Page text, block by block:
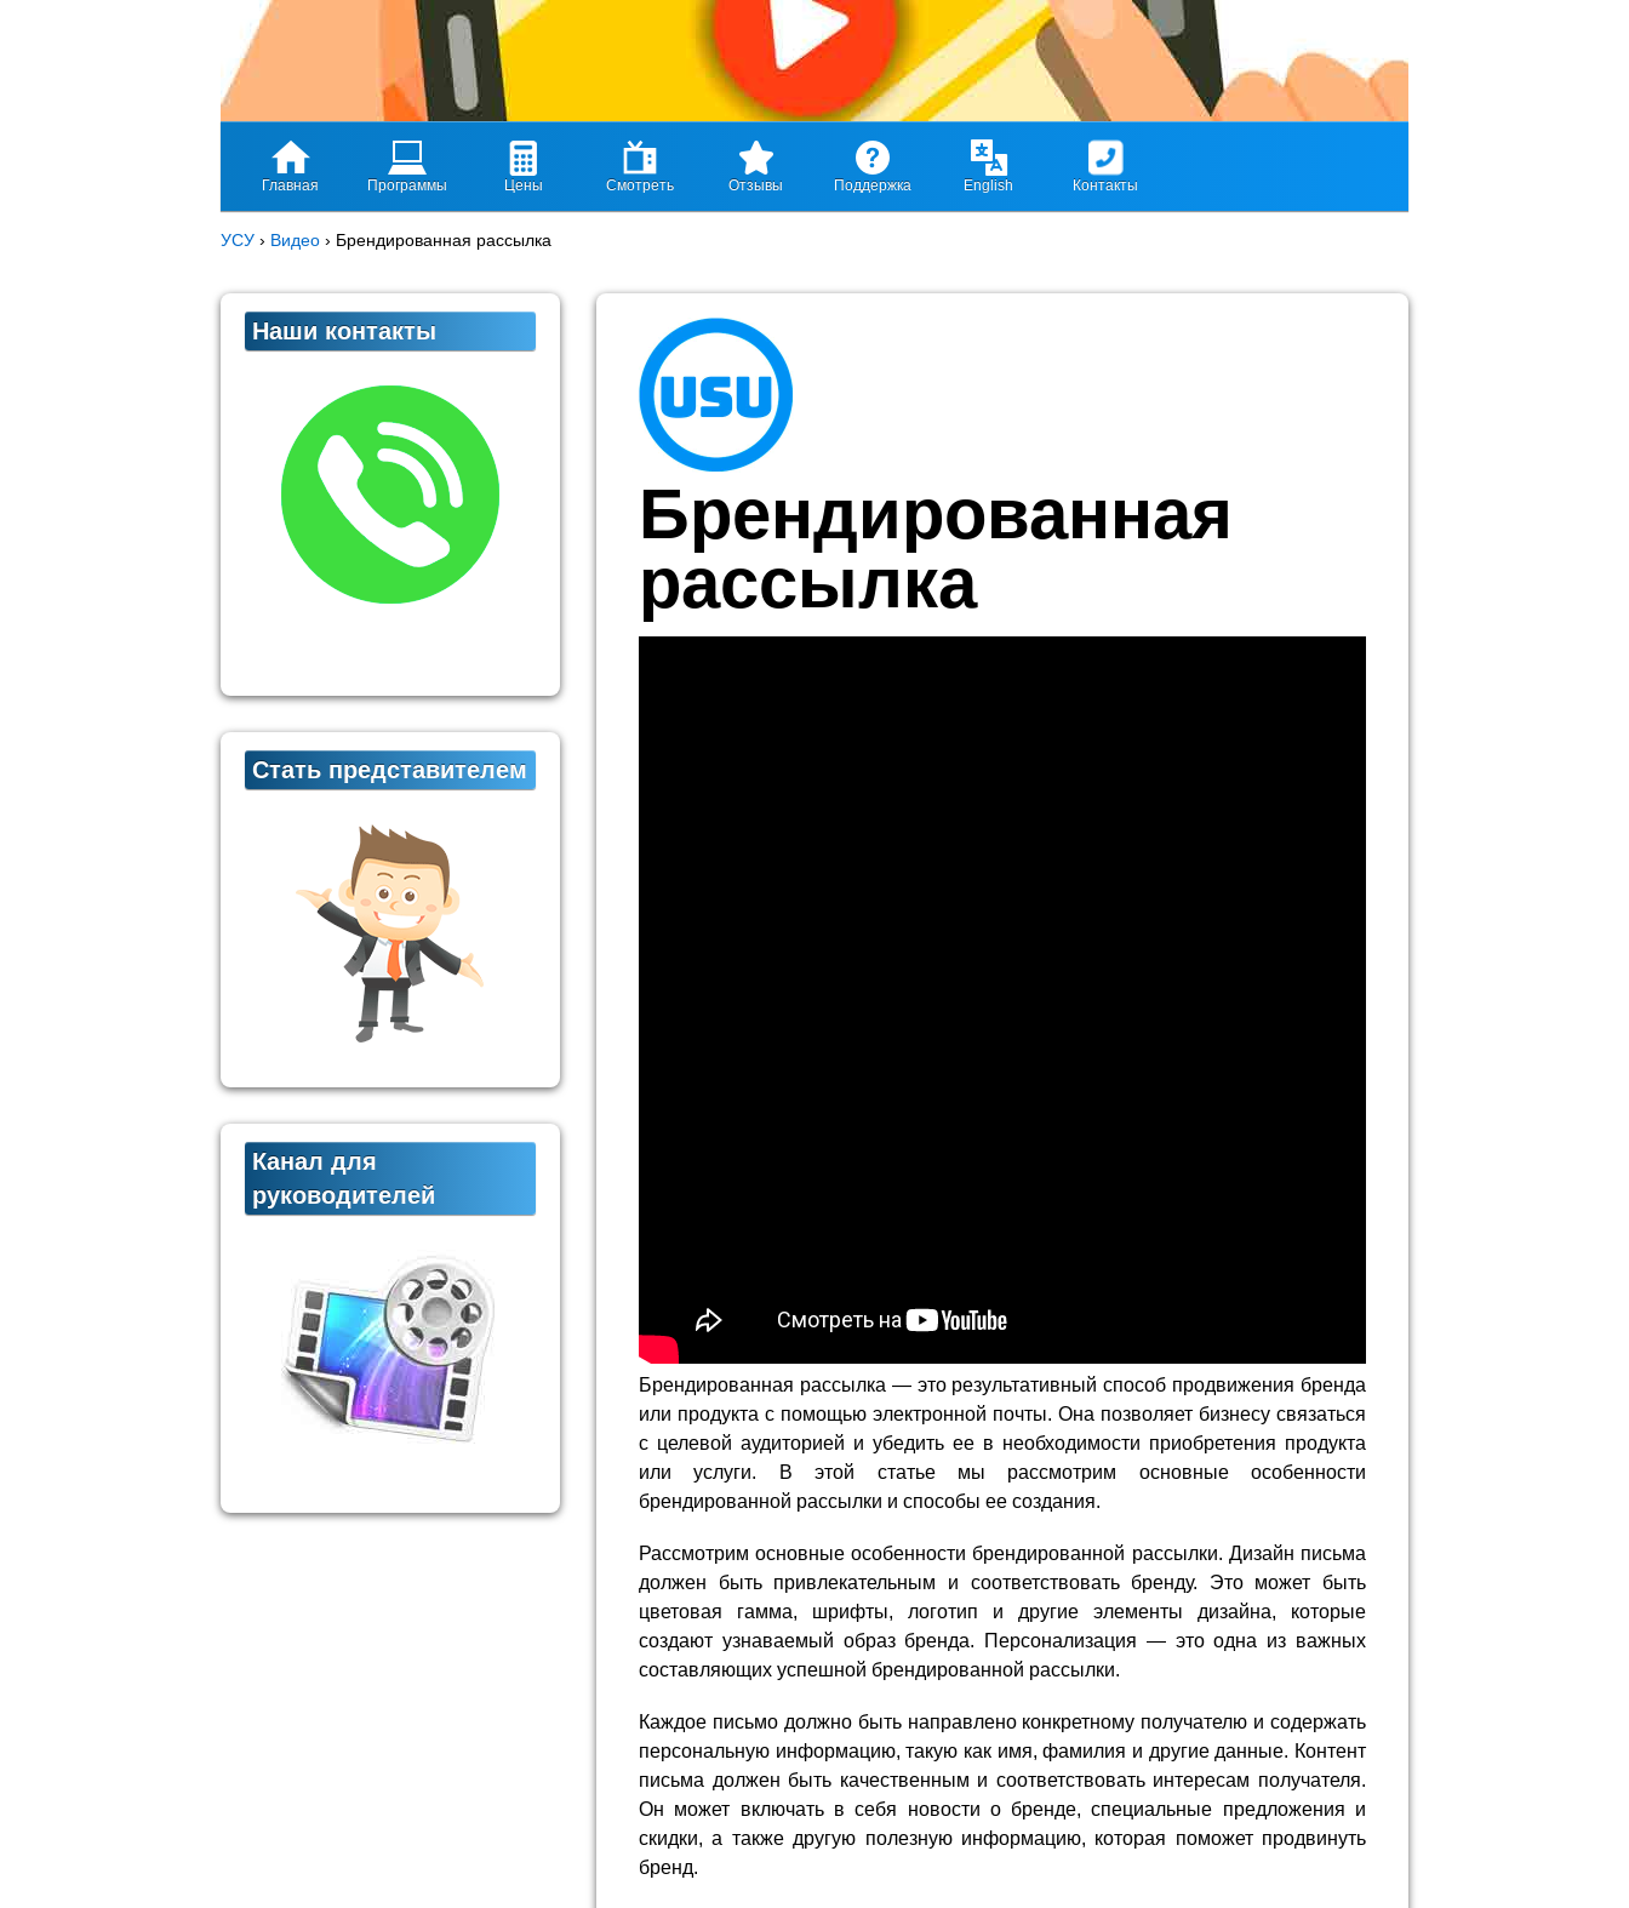
Главная Программы Цены Смотреть Отзывы Поддержка English Контакты
УСУ › Видео › Брендированная рассылка
Брендированная
рассылка
Брендированная рассылка — это результативный способ продвижения бренда
или продукта с помощью электронной почты. Она позволяет бизнесу связаться
с целевой аудиторией и убедить ее в необходимости приобретения продукта
или услуги. В этой статье мы рассмотрим основные особенности
брендированной рассылки и способы ее создания.
Рассмотрим основные особенности брендированной рассылки. Дизайн письма
должен быть привлекательным и соответствовать бренду. Это может быть
цветовая гамма, шрифты, логотип и другие элементы дизайна, которые
создают узнаваемый образ бренда. Персонализация — это одна из важных
составляющих успешной брендированной рассылки.
Каждое письмо должно быть направлено конкретному получателю и содержать
персональную информацию, такую как имя, фамилия и другие данные. Контент
письма должен быть качественным и соответствовать интересам получателя.
Он может включать в себя новости о бренде, специальные предложения и
скидки, а также другую полезную информацию, которая поможет продвинуть
бренд.
Наши контакты
Стать представителем
Канал для
руководителей